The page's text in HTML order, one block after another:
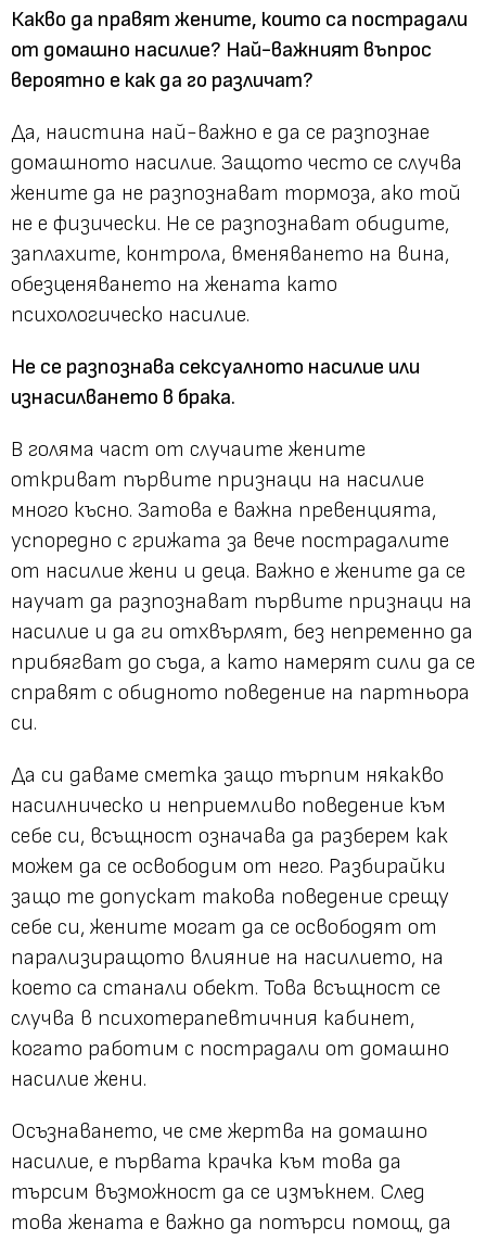
Какво да правят жените, които са пострадали
от домашно насилие? Най-важният въпрос
вероятно е как да го различат?
Да, наистина най-важно е да се разпознае
домашното насилие. Защото често се случва
жените да не разпознават тормоза, ако той
не е физически. Не се разпознават обидите,
заплахите, контрола, вменяването на вина,
обезценяването на жената като
психологическо насилие.
Не се разпознава сексуалното насилие или
изнасилването в брака.
В голяма част от случаите жените
откриват първите признаци на насилие
много късно. Затова е важна превенцията,
успоредно с грижата за вече пострадалите
от насилие жени и деца. Важно е жените да се
научат да разпознават първите признаци на
насилие и да ги отхвърлят, без непременно да
прибягват до съда, а като намерят сили да се
справят с обидното поведение на партньора
си.
Да си даваме сметка защо търпим някакво
насилническо и неприемливо поведение към
себе си, всъщност означава да разберем как
можем да се освободим от него. Разбирайки
защо те допускат такова поведение срещу
себе си, жените могат да се освободят от
парализиращото влияние на насилието, на
което са станали обект. Това всъщност се
случва в психотерапевтичния кабинет,
когато работим с пострадали от домашно
насилие жени.
Осъзнаването, че сме жертва на домашно
насилие, е първата крачка към това да
търсим възможност да се измъкнем. След
това жената е важно да потърси помощ, да